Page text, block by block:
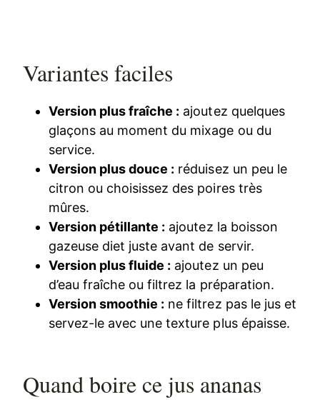
Variantes faciles
Version plus fraîche : ajoutez quelques
glaçons au moment du mixage ou du
service.
Version plus douce : réduisez un peu le
citron ou choisissez des poires très
mûres.
Version pétillante : ajoutez la boisson
gazeuse diet juste avant de servir.
Version plus fluide : ajoutez un peu
d’eau fraîche ou filtrez la préparation.
Version smoothie : ne filtrez pas le jus et
servez-le avec une texture plus épaisse.
Quand boire ce jus ananas